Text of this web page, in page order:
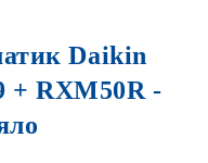
Daikin
+ RXM50R -